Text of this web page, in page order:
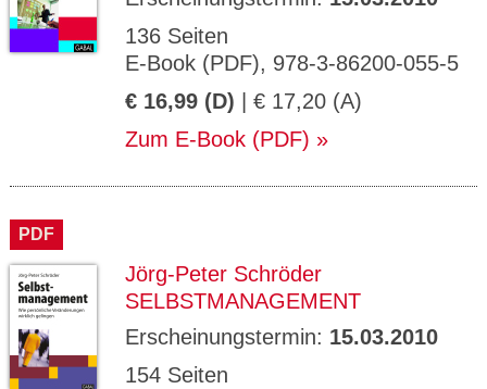
136 Seiten
E-Book (PDF), 978-3-86200-055-5
€ 16,99 (D) | € 17,20 (A)
Zum E-Book (PDF)
PDF
Jörg-Peter Schröder
SELBSTMANAGEMENT
Erscheinungstermin: 15.03.2010
154 Seiten